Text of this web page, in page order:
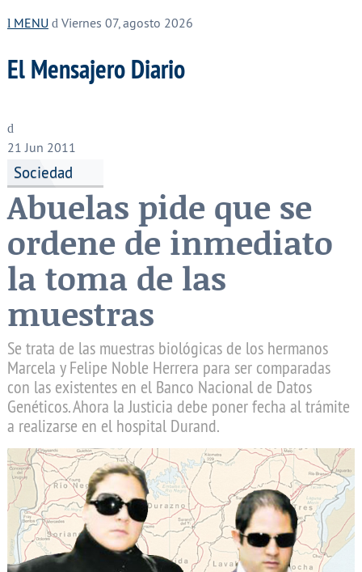
MENU Viernes 07, agosto 2026
El Mensajero Diario
21 Jun 2011
Sociedad
Abuelas pide que se
ordene de inmediato
la toma de las
muestras
Se trata de las muestras biológicas de los hermanos
Marcela y Felipe Noble Herrera para ser comparadas
con las existentes en el Banco Nacional de Datos
Genéticos. Ahora la Justicia debe poner fecha al trámite
a realizarse en el hospital Durand.